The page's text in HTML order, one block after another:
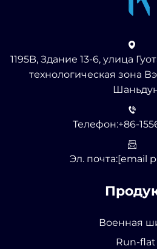
1195B, Здание 13-6, улица
технологическая зона
Телефон:+86-
Эл. почта:[email
Военная
Run-flat